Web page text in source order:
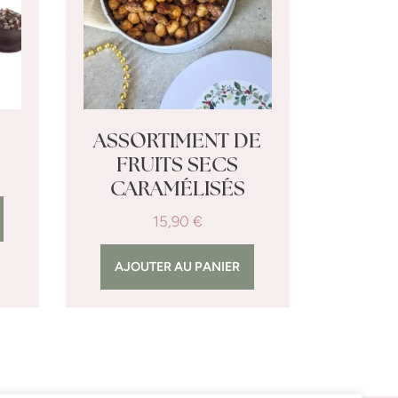
ASSORTIMENT DE
FRUITS SECS
CARAMÉLISÉS
15,90 €
AJOUTER AU PANIER